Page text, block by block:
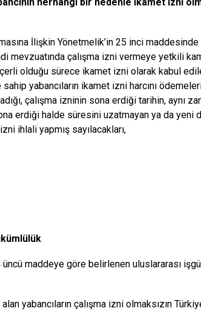
İlişkin Yönetmelik’in 25 inci
mevzuatında çalışma izni vermeye yetkili
olduğu sürece ikamet izni olarak kabul
yabancıların ikamet izni harcını
çalışma izninin sona erdiği tarihin, aynı
erdiği halde süresini uzatmayan ya da yeni
ihlali yapmış sayılacakları,
üncü maddeye göre belirlenen uluslararası
yabancıların çalışma izni olmaksızın